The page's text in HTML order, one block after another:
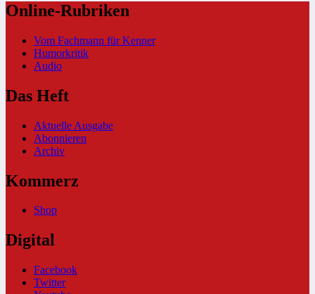
Online-Rubriken
Vom Fachmann für Kenner
Humorkritik
Audio
Das Heft
Aktuelle Ausgabe
Abonnieren
Archiv
Kommerz
Shop
Digital
Facebook
Twitter